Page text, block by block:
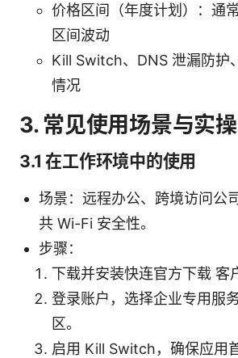
价格区间（年度计划）：通
区间波动
Kill Switch、DNS 泄漏防护
情况
3. 常见使用场景与实
3.1 在工作环境中的使用
场景：远程办公、跨境访问公
共 Wi-Fi 安全性。
步骤：
下载并安装快连官方下载 客
登录账户，选择企业专用服
区。
启用 Kill Switch，确保应用